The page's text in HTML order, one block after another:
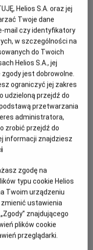
Bez drogi do
nowy dzień” otwiera
Parkera i Spider-
żyjącym
Walcząc z
który nie zna już jego
miasta. Gdy
przytłaczać, presja
która
nowy, niepokojący
Helios S.A. oraz jej
Twoje dane
mail czy identyfikatory
w szczególności na
do Twoich
Helios S.A., jej
jest dobrowolne.
ograniczyć jej zakres
udzieloną przejdź do
przetwarzania
administratora,
zrobić przejdź do
informacji znajdziesz
zgodę na
typu cookie Helios
Twoim urządzeniu
ustawienia
znajdującego
plików cookie
przeglądarki.